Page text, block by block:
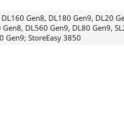
Gen8, DL180 Gen9, DL20
DL560 Gen9, DL80 Gen9,
Gen9; StoreEasy 3850